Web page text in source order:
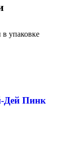
в упаковке
Дей Пинк